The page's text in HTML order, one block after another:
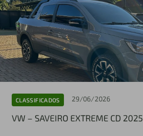
CLASSIFICADOS 29/06/2026
VW – SAVEIRO EXTREME CD 2025